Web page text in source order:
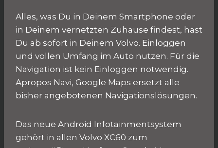
Alles, was Du in Deinem Smartphone oder
in Deinem vernetzten Zuhause findest, hast
Du ab sofort in Deinem Volvo. Einloggen
und vollen Umfang im Auto nutzen. Für die
Navigation ist kein Einloggen notwendig.
Apropos Navi, Google Maps ersetzt alle
bisher angebotenen Navigationslösungen.
Das neue Android Infotainmentsystem
gehört in allen Volvo XC60 zum